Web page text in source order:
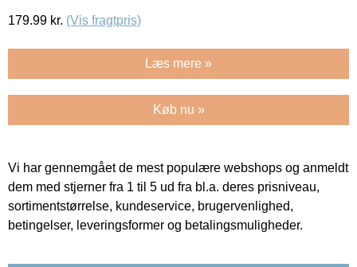
179.99 kr. (Vis fragtpris)
Læs mere »
Køb nu »
Vi har gennemgået de mest populære webshops og anmeldt
dem med stjerner fra 1 til 5 ud fra bl.a. deres prisniveau,
sortimentstørrelse, kundeservice, brugervenlighed,
betingelser, leveringsformer og betalingsmuligheder.